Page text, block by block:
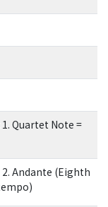
Quartet Note =
Andante (Eighth